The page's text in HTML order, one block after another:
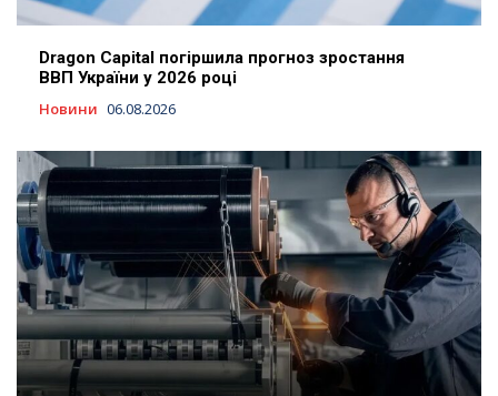
Dragon Capital погіршила прогноз зростання
ВВП України у 2026 році
Новини 06.08.2026